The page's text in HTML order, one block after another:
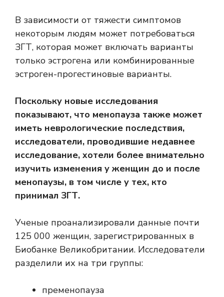
В зависимости от тяжести симптомов
некоторым людям может потребоваться
ЗГТ, которая может включать варианты
только эстрогена или комбинированные
эстроген-прогестиновые варианты.
Поскольку новые исследования
показывают, что менопауза также может
иметь неврологические последствия,
исследователи, проводившие недавнее
исследование, хотели более внимательно
изучить изменения у женщин до и после
менопаузы, в том числе у тех, кто
принимал ЗГТ.
Ученые проанализировали данные почти
125 000 женщин, зарегистрированных в
Биобанке Великобритании. Исследователи
разделили их на три группы:
пременопауза